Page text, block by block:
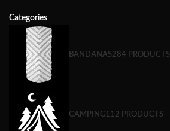
Categories
BANDANAS284 PRODUCTS
CAMPING112 PRODUCTS